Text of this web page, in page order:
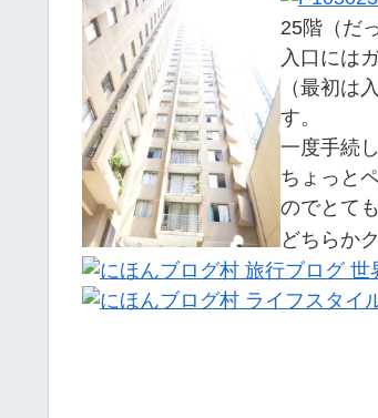
25階（だ
入口には
（最初は
す。
一度手続
ちょっと
のでとて
どちらか